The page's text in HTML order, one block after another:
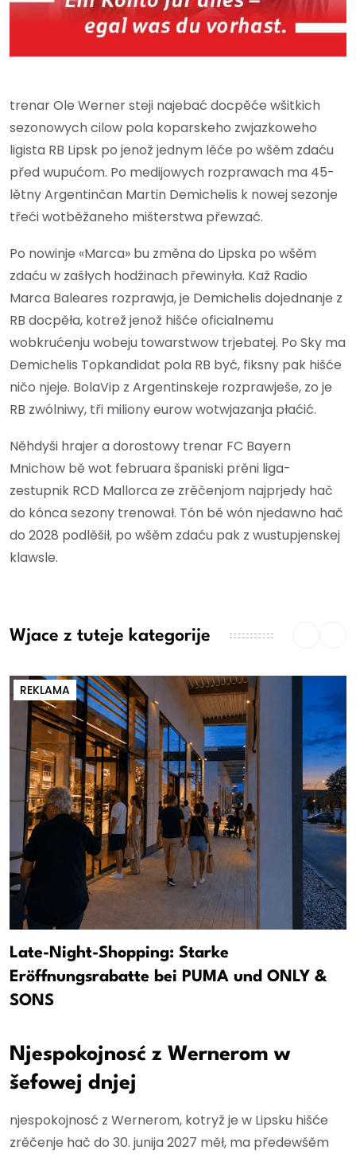
trenar Ole Werner steji najebać docpěće wšitkich
sezonowych cilow pola koparskeho zwjazkoweho
ligista RB Lipsk po jenož jednym lěće po wšěm zdaću
před wupućom. Po medijowych rozprawach ma 45-
lětny Argentinčan Martin Demichelis k nowej sezonje
třeći wotběžaneho mišterstwa přewzać.
Po nowinje «Marca» bu změna do Lipska po wšěm
zdaću w zašłych hodźinach přewinyła. Kaž Radio
Marca Baleares rozprawja, je Demichelis dojednanje z
RB docpěła, kotrež jenož hišće oficialnemu
wobkrućenju wobeju towarstwow trjebatej. Po Sky ma
Demichelis Topkandidat pola RB być, fiksny pak hišće
ničo njeje. BolaVip z Argentinskeje rozprawješe, zo je
RB zwólniwy, tři miliony eurow wotwjazanja płaćić.
Něhdyši hrajer a dorostowy trenar FC Bayern
Mnichow bě wot februara španiski prěni liga-
zestupnik RCD Mallorca ze zrěčenjom najprjedy hač
do kónca sezony trenował. Tón bě wón njedawno hač
do 2028 podlěšił, po wšěm zdaću pak z wustupjenskej
klawsle.
Wjace z tuteje kategorije
REKLAMA
Late-Night-Shopping: Starke
Eröffnungsrabatte bei PUMA und ONLY &
SONS
Njespokojnosć z Wernerom w
šefowej dnjej
njespokojnosć z Wernerom, kotryž je w Lipsku hišće
zrěčenje hač do 30. junija 2027 měł, ma předewšěm